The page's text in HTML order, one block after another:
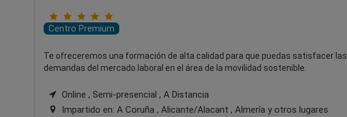
Centro Premium
Te ofreceremos una formación de alta calidad para que puedas satisfacer las
demandas del mercado laboral en el área de la movilidad sostenible.
Online , Semi-presencial , A Distancia
Impartido en: A Coruña , Alicante/Alacant , Almería y otros lugares